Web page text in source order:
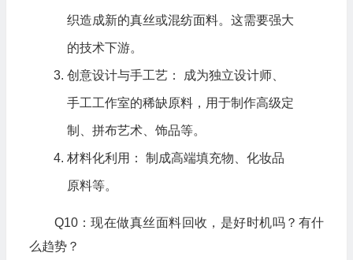
织造成新的真丝或混纺面料。这需要强大
的技术下游。
创意设计与手工艺： 成为独立设计师、
手工工作室的稀缺原料，用于制作高级定
制、拼布艺术、饰品等。
材料化利用： 制成高端填充物、化妆品
原料等。
Q10：现在做真丝面料回收，是好时机吗？有什
么趋势？